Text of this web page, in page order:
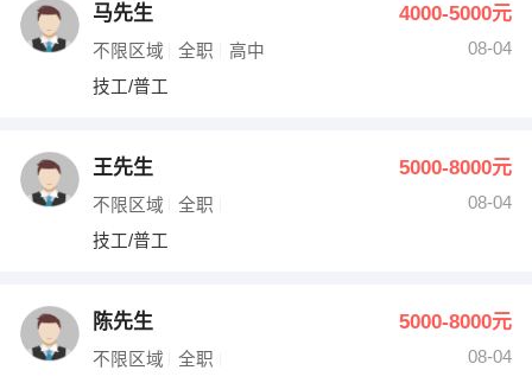
马先生 4000-5000元
不限区域 全职 高中
08-04
技工/普工
王先生 5000-8000元
不限区域 全职
08-04
技工/普工
陈先生 5000-8000元
不限区域 全职
08-04